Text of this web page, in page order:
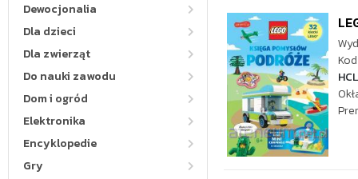
Dewocjonalia
Dla dzieci
Dla zwierząt
Do nauki zawodu
Dom i ogród
Elektronika
Encyklopedie
Gry